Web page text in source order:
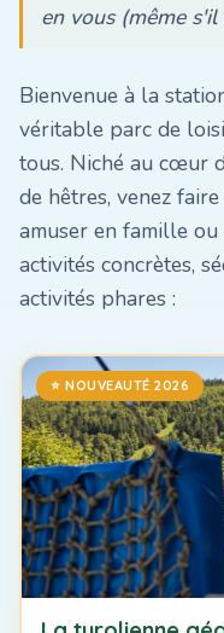
en vous (même
Bienvenue à la
véritable parc de
tous. Niché au cœur
de hêtres, venez
amuser en famille
activités concrètes,
activités phares :
⭐ NOUVEAUTÉ 2026